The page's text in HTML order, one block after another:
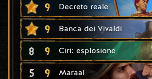
9 Decreto reale
9 Banca dei Vivaldi
8 9 Ciri: esplosione
5 9 Maraal